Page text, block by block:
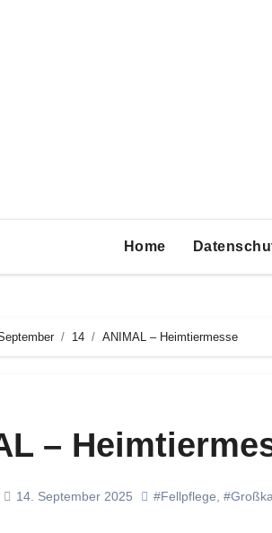
Home
14 ANIMAL – Heimtiermesse
–
14. September 2025 #Fellpflege,